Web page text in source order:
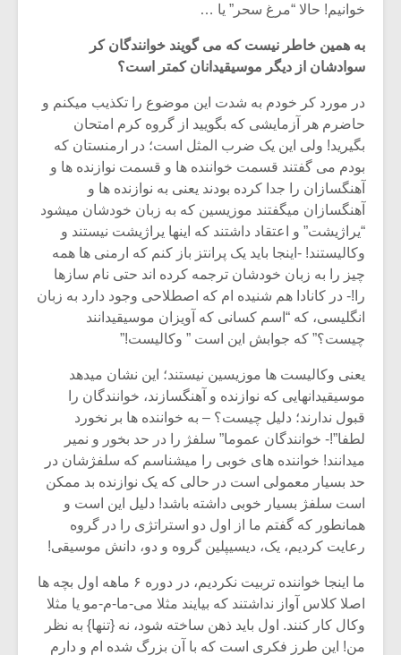
خوانیم! حالا “مرغ سحر” یا …
به همین خاطر نیست که می گویند خوانندگان کر
سوادشان از دیگر موسیقیدانان کمتر است؟
در مورد کر خودم به شدت این موضوع را تکذیب میکنم و
حاضرم هر آزمایشی که بگویید از گروه کرم امتحان
بگیرید! ولی این یک ضرب المثل است؛ در ارمنستان که
بودم می گفتند قسمت خواننده ها و قسمت نوازنده ها و
آهنگسازان را جدا کرده بودند یعنی به نوازنده ها و
آهنگسازان میگفتند موزیسین که به زبان خودشان میشود
“یراژیشت” و اعتقاد داشتند که اینها یراژیشت نیستند و
وکالیستند! -اینجا باید یک پرانتز باز کنم که ارمنی ها همه
چیز را به زبان خودشان ترجمه کرده اند حتی نام سازها
را!- در کانادا هم شنیده ام که اصطلاحی وجود دارد به زبان
انگلیسی، که “اسم کسانی که آویزان موسیقیدانند
چیست؟” که جوابش این است ” وکالیست!”
یعنی وکالیست ها موزیسین نیستند؛ این نشان میدهد
موسیقیدانهایی که نوازنده و آهنگسازند، خوانندگان را
قبول ندارند؛ دلیل چیست؟ – به خواننده ها بر نخورد
لطفا”!- خوانندگان عموما” سلفژ را در حد بخور و نمیر
میدانند! خواننده های خوبی را میشناسم که سلفژشان در
حد بسیار معمولی است در حالی که یک نوازنده بد ممکن
است سلفژ بسیار خوبی داشته باشد! دلیل این است و
همانطور که گفتم ما از اول دو استراتژی را در گروه
رعایت کردیم، یک، دیسیپلین گروه و دو، دانش موسیقی!
ما اینجا خواننده تربیت نکردیم، در دوره ۶ ماهه اول بچه ها
اصلا کلاس آواز نداشتند که بیایند مثلا می-ما-م-مو یا مثلا
وکال کار کنند. اول باید ذهن ساخته شود، نه {تنها} به نظر
من! این طرز فکری است که با آن بزرگ شده ام و دارم
میکلوش روژا
یادداشتی بر موسیقی
متن فیلم «متری
شیش و نیم»
اگر نمی توانی
مشهورترین باشی،
بدنام ترین باش
برگزار
موسیقی